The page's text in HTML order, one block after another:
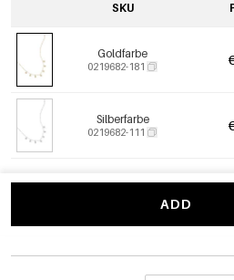
SKU
Goldfarbe
0219682-181
Silberfarbe
0219682-111
ADD